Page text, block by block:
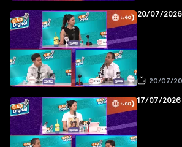
20/07/2026
20/07/
17/07/2026